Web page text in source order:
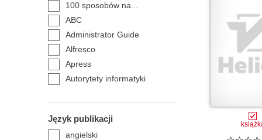
Akademia Humanistyczno-
Ekonomiczna
Albus
Amber
Aspra
BEL Studio
Bartosz Obermüller
100 sposobów na...
ABC
Administrator Guide
Alfresco
Apress
Autorytety informatyki
Biblia
Big Nerd Ranch Guide
Język publikacji
angielski